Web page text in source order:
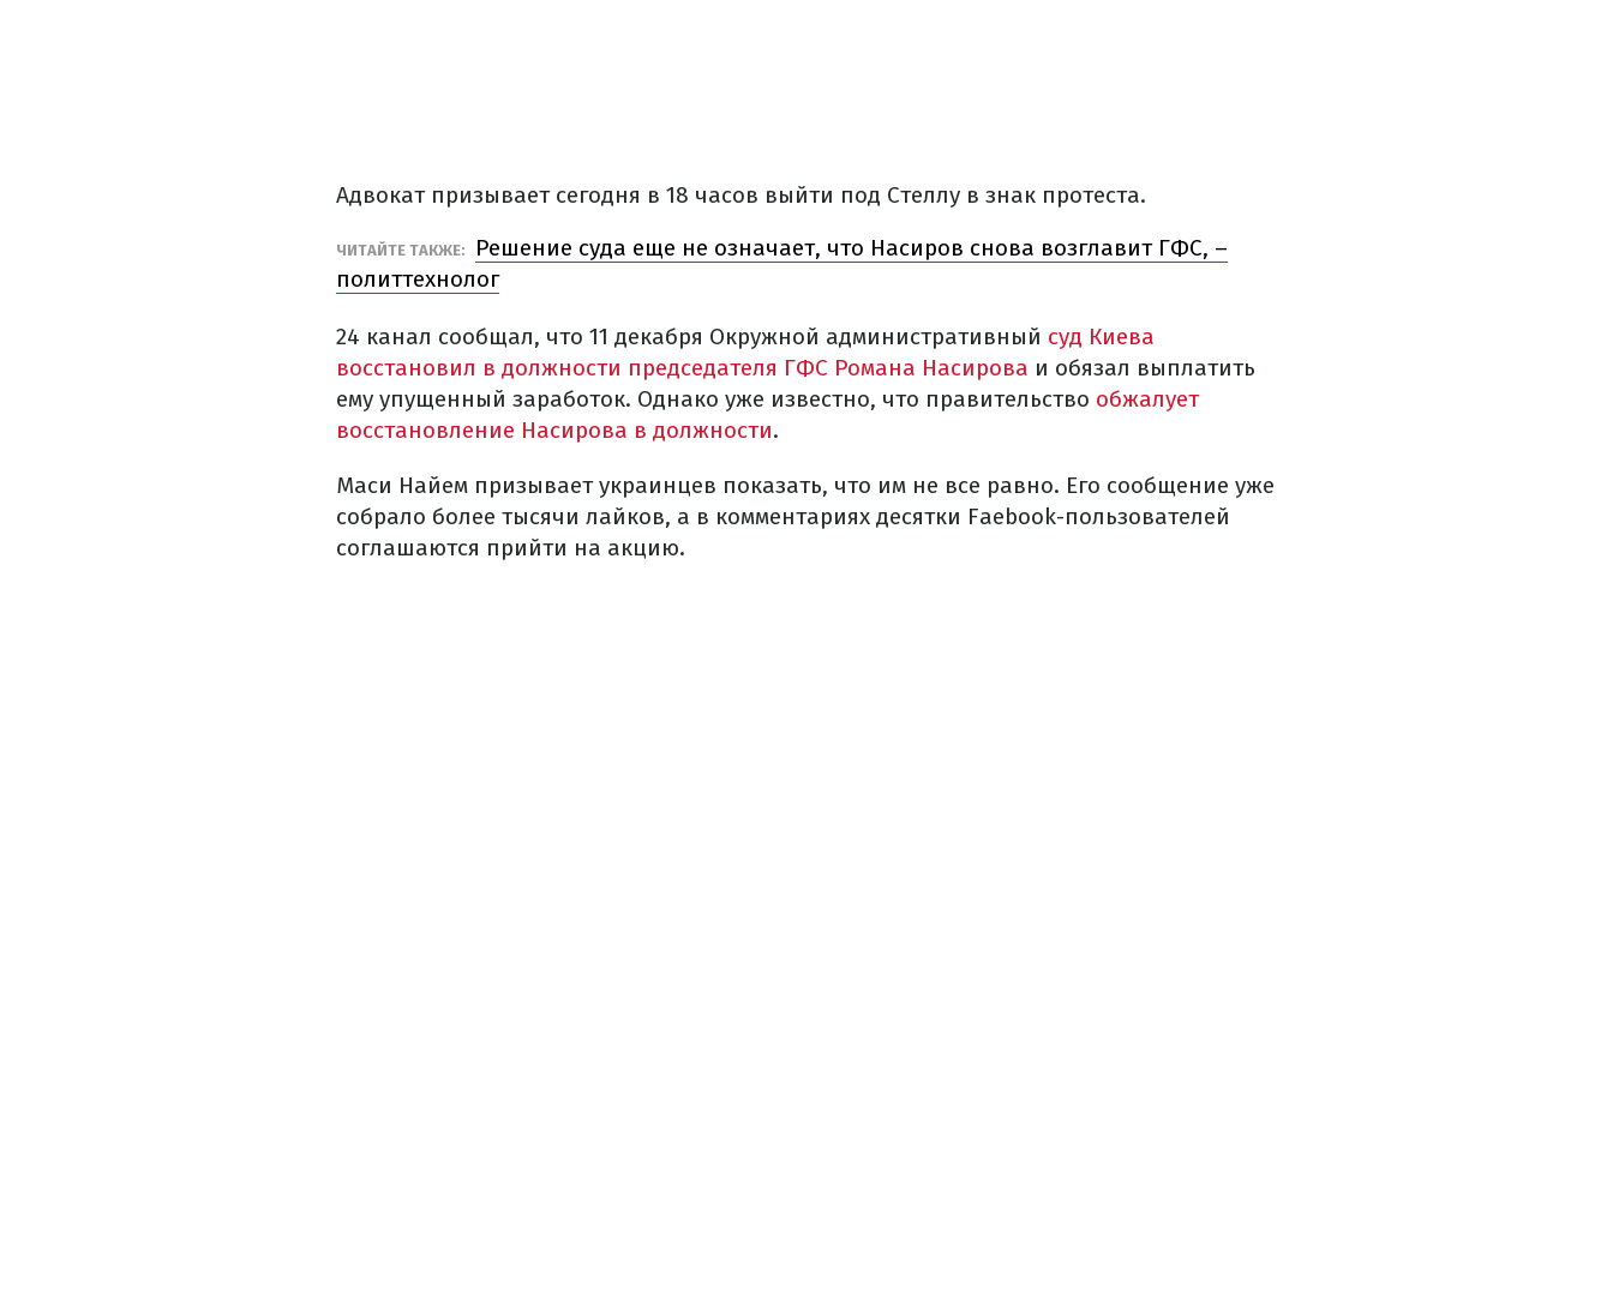
Адвокат призывает сегодня в 18 часов выйти под Стеллу в знак протеста.
ЧИТАЙТЕ ТАКЖЕ:
Решение суда еще не означает, что Насиров снова возглавит ГФС, –
политтехнолог
24 канал сообщал, что 11 декабря Окружной административный суд Киева
восстановил в должности председателя ГФС Романа Насирова и обязал выплатить
ему упущенный заработок. Однако уже известно, что правительство обжалует
восстановление Насирова в должности.
Маси Найем призывает украинцев показать, что им не все равно. Его сообщение уже
собрало более тысячи лайков, а в комментариях десятки Faebook-пользователей
соглашаются прийти на акцию.